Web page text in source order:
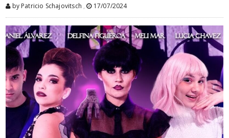
by Patricio Schajovitsch , 17/07/2024